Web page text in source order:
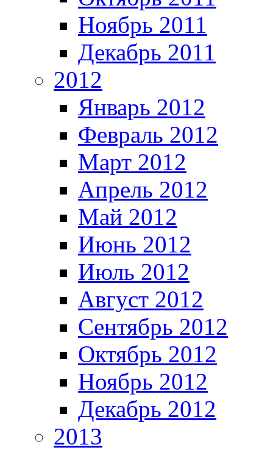
Ноябрь 2011
Декабрь 2011
2012
Январь 2012
Февраль 2012
Март 2012
Апрель 2012
Май 2012
Июнь 2012
Июль 2012
Август 2012
Сентябрь 2012
Октябрь 2012
Ноябрь 2012
Декабрь 2012
2013